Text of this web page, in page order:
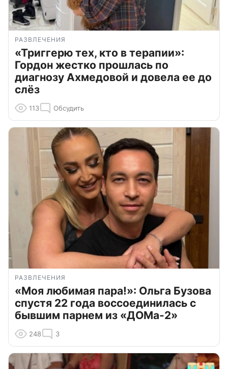
РАЗВЛЕЧЕНИЯ
«Триггерю тех, кто в терапии»:
Гордон жестко прошлась по
диагнозу Ахмедовой и довела ее до
слёз
113 Обсудить
РАЗВЛЕЧЕНИЯ
«Моя любимая пара!»: Ольга Бузова
спустя 22 года воссоединилась с
бывшим парнем из «ДОМа-2»
248 3